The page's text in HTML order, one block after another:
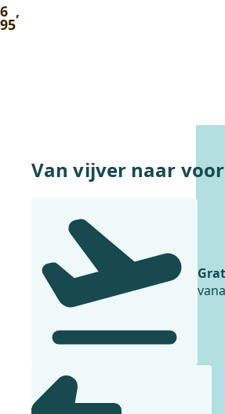
6 ,
95
Van vijver naar